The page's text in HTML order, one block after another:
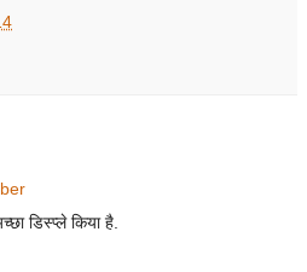
डिस्प्ले किया है.